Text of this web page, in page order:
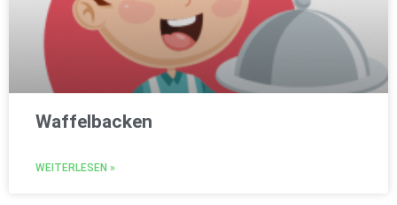
Waffelbacken
WEITERLESEN »